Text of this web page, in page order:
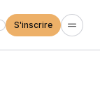
S'inscrire